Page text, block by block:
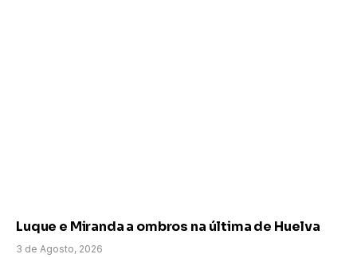
Luque e Miranda a ombros na última de Huelva
3 de Agosto, 2026